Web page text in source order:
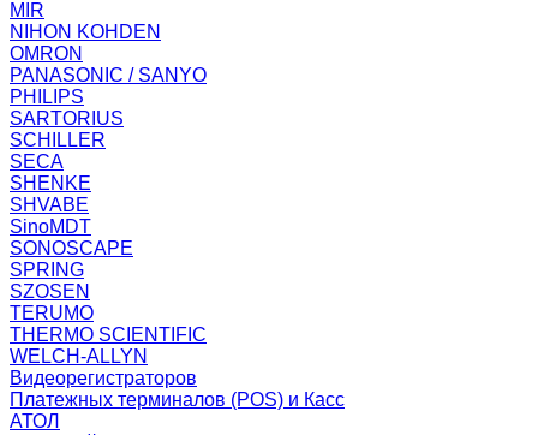
MIR
NIHON KOHDEN
OMRON
PANASONIC / SANYO
PHILIPS
SARTORIUS
SCHILLER
SECA
SHENKE
SHVABE
SinoMDT
SONOSCAPE
SPRING
SZOSEN
TERUMO
THERMO SCIENTIFIC
WELCH-ALLYN
Видеорегистраторов
Платежных терминалов (POS) и Касс
АТОЛ